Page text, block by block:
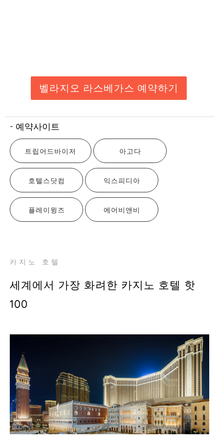
벨라지오 라스베가스 예약하기
- 예약사이트
트립어드바이저 아고다
호텔스닷컴 익스피디아
플레이윙즈 에어비앤비
카지노 호텔
세계에서 가장 화려한 카지노 호텔 핫
100